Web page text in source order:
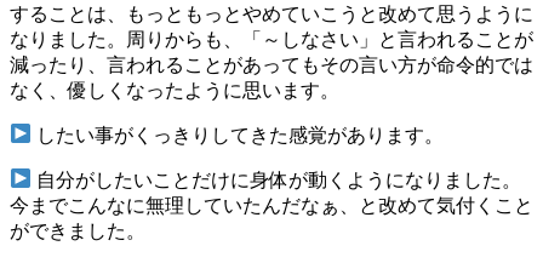
することは、もっともっとやめていこうと改めて思うように
なりました。周りからも、「～しなさい」と言われることが
減ったり、言われることがあってもその言い方が命令的では
なく、優しくなったように思います。
したい事がくっきりしてきた感覚があります。
自分がしたいことだけに身体が動くようになりました。
今までこんなに無理していたんだなぁ、と改めて気付くこと
ができました。